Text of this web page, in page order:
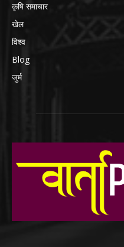
कृषि समाचार
खेल
विश्व
Blog
जुर्म